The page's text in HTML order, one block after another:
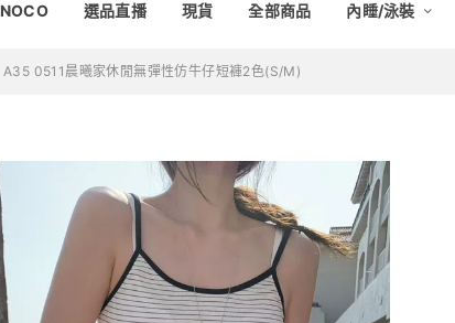
NOCO 選品直播 現貨 全部商品 內睡/泳裝
A35 0511晨曦家休閒無彈性仿牛仔短褲2色(S/M)